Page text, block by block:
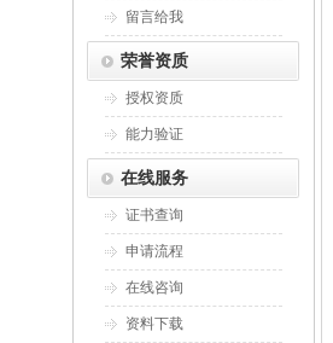
留言给我
荣誉资质
授权资质
能力验证
在线服务
证书查询
申请流程
在线咨询
资料下载